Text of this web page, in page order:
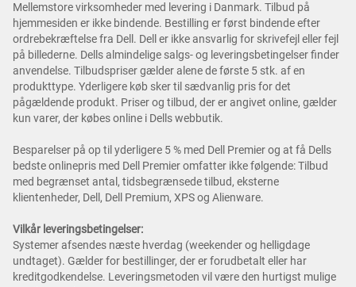
Mellemstore virksomheder med levering i Danmark. Tilbud på
hjemmesiden er ikke bindende. Bestilling er først bindende efter
ordrebekræftelse fra Dell. Dell er ikke ansvarlig for skrivefejl eller fejl
på billederne. Dells almindelige salgs- og leveringsbetingelser finder
anvendelse. Tilbudspriser gælder alene de første 5 stk. af en
produkttype. Yderligere køb sker til sædvanlig pris for det
pågældende produkt. Priser og tilbud, der er angivet online, gælder
kun varer, der købes online i Dells webbutik.
Besparelser på op til yderligere 5 % med Dell Premier og at få Dells
bedste onlinepris med Dell Premier omfatter ikke følgende: Tilbud
med begrænset antal, tidsbegrænsede tilbud, eksterne
klientenheder, Dell, Dell Premium, XPS og Alienware.
Vilkår leveringsbetingelser:
Systemer afsendes næste hverdag (weekender og helligdage
undtaget). Gælder for bestillinger, der er forudbetalt eller har
kreditgodkendelse. Leveringsmetoden vil være den hurtigst mulige